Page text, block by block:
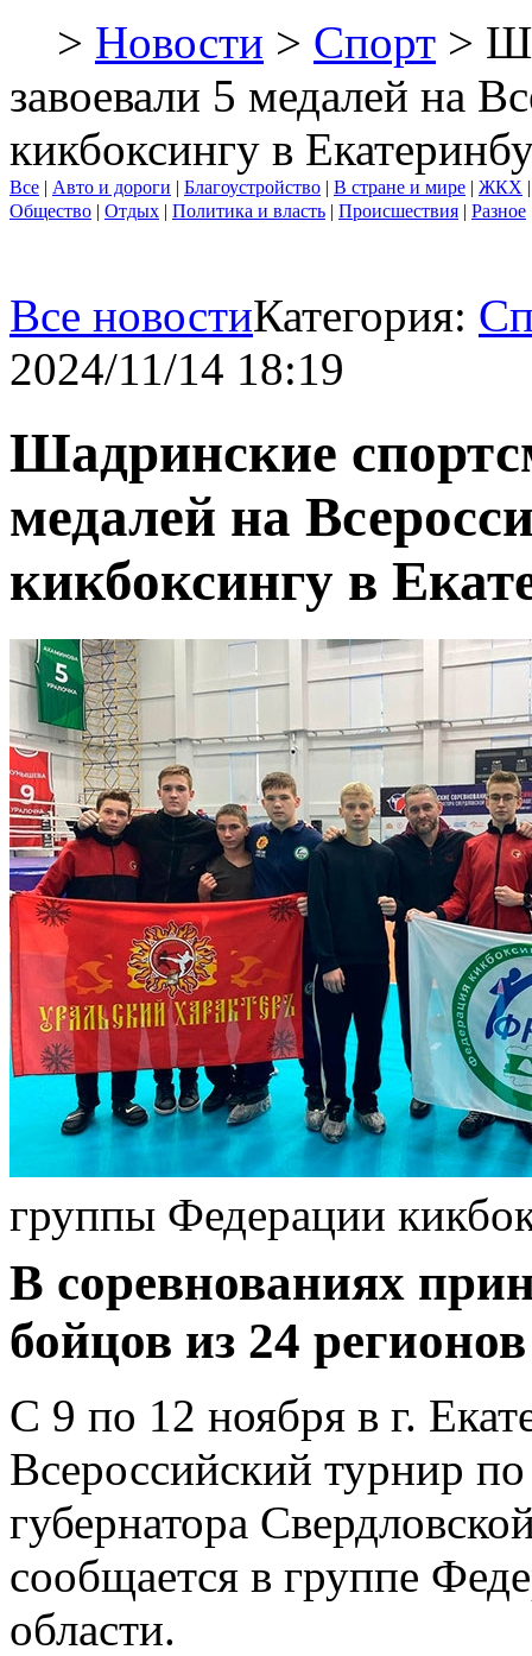
> Новости > Спорт >
завоевали 5 медалей на
кикбоксингу в
Все | Авто и дороги | Благоустройство | В стране и мире | ЖКХ
Общество | Отдых | Политика и власть | Происшествия | Разное
Все новостиКатегория:
2024/11/14 18:19
Шадринские
медалей на
кикбоксингу в
группы Федерации
В соревнованиях
бойцов из 24
С 9 по 12 ноября в г.
Всероссийский турнир
губернатора
сообщается в группе
области.